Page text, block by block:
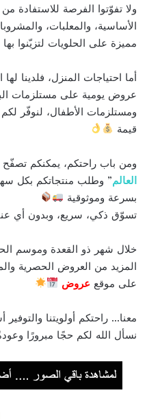
ولا تفوّتوا الفرصة للاستفادة من
الأساسية، والمعلبات،
مميزة على الحلويات لتزيّنوا
أما احتياجات المنزل، فلدينا
عروض يومية على مستلزمات
ومستلزمات الأطفال، لنوفّر
قيمة
ومن باب راحتكم، يمكنكم
العالم” وطلب منتجاتكم بكل
بسرعة وموثوقية
تسوّق ذكي، سريع، وبدون أي
خلال شهر ذو القعدة وموسم
المزيد من العروض الحصرية
على موقع عروض
معنا… راحتكم أولويتنا
نسأل الله لكم حجًا مبرورًا